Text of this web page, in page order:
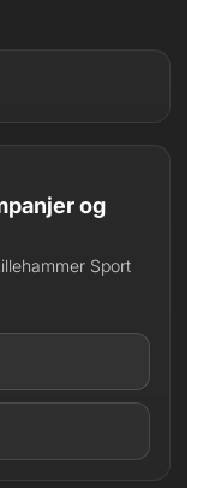
og
Sport